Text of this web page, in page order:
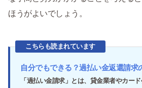
ほうがよいでしょう。
こちらも読まれています
自分でもできる？過払い金返還請求
「過払い金請求」とは、貸金業者やカー